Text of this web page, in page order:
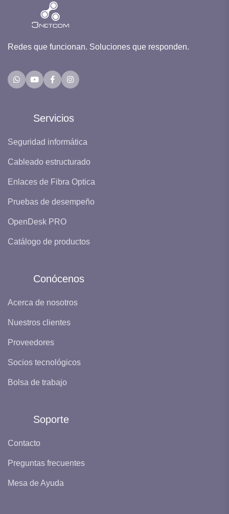
Redes que funcionan. Soluciones que responden.
Servicios
Seguridad informática
Cableado estructurado
Enlaces de Fibra Optica
Pruebas de desempeño
OpenDesk PRO
Catálogo de productos
Conócenos
Acerca de nosotros
Nuestros clientes
Proveedores
Socios tecnológicos
Bolsa de trabajo
Soporte
Contacto
Preguntas frecuentes
Mesa de Ayuda